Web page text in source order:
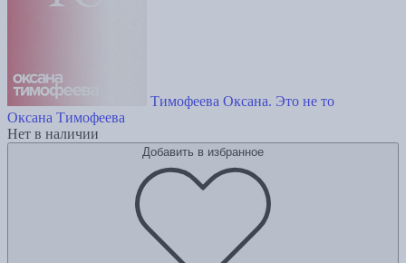
Тимофеева Оксана. Это не то
Оксана Тимофеева
Нет в наличии
Добавить в избранное